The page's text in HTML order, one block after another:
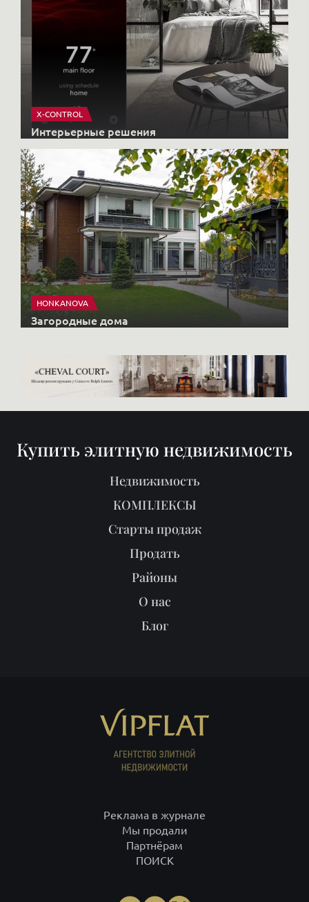
X-CONTROL
Интерьерные решения
HONKANOVA
Загородные дома
Купить элитную недвижимость
Недвижимость
КОМПЛЕКСЫ
Старты продаж
Продать
Районы
О нас
Блог
Реклама в журнале
Мы продали
Партнёрам
ПОИСК